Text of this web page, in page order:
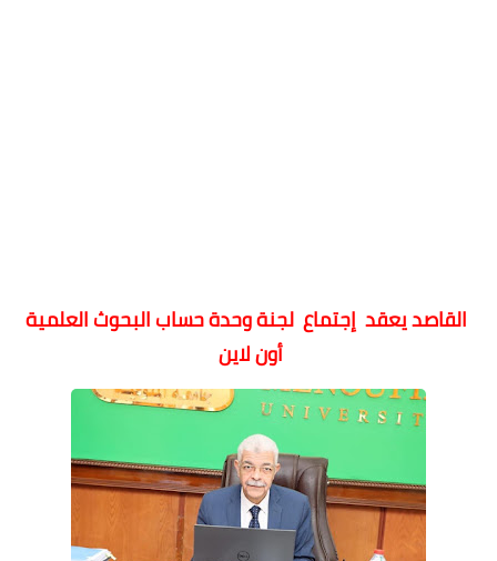
القاصد يعقد إجتماع لجنة وحدة حساب البحوث العلمية
أون لاين